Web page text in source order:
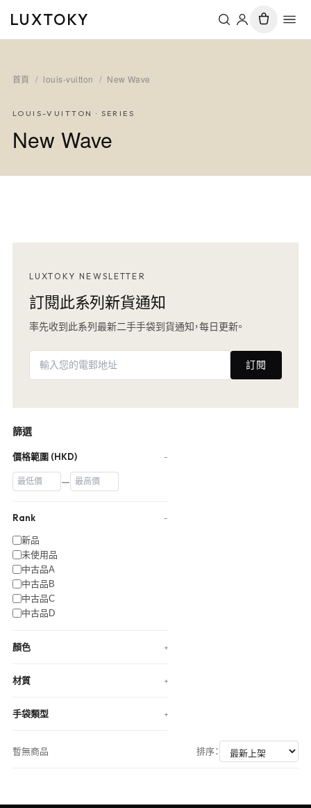
LUXTOKY
首頁 / louis-vuitton / New Wave
LOUIS-VUITTON · SERIES
New Wave
LUXTOKY NEWSLETTER
訂閱此系列新貨通知
率先收到此系列最新二手手袋到貨通知，每日更新。
訂閱
篩選
價格範圍 (HKD) −
—
Rank −
新品
未使用品
中古品A
中古品B
中古品C
中古品D
顏色 +
材質 +
手袋類型 +
暫無商品 排序：